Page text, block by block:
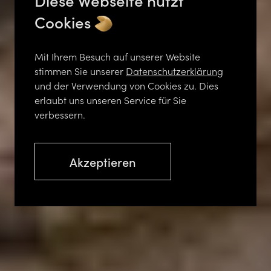
Cookies
Mit Ihrem Besuch auf unserer Website
stimmen Sie unserer Datenschutzerklärung
und der Verwendung von Cookies zu. Dies
erlaubt uns unseren Service für Sie
verbessern.
Akzeptieren